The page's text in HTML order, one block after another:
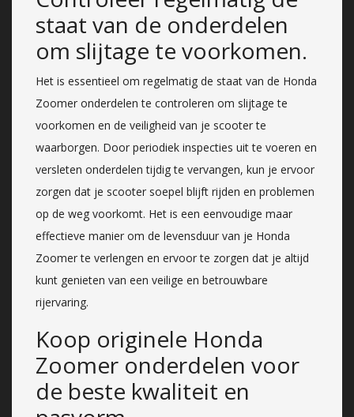
staat van de onderdelen
om slijtage te voorkomen.
Het is essentieel om regelmatig de staat van de Honda
Zoomer onderdelen te controleren om slijtage te
voorkomen en de veiligheid van je scooter te
waarborgen. Door periodiek inspecties uit te voeren en
versleten onderdelen tijdig te vervangen, kun je ervoor
zorgen dat je scooter soepel blijft rijden en problemen
op de weg voorkomt. Het is een eenvoudige maar
effectieve manier om de levensduur van je Honda
Zoomer te verlengen en ervoor te zorgen dat je altijd
kunt genieten van een veilige en betrouwbare
rijervaring.
Koop originele Honda
Zoomer onderdelen voor
de beste kwaliteit en